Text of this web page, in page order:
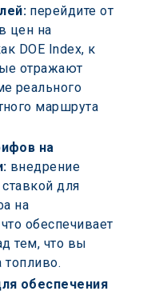
перейдите от
цен на
DOE Index, к
отражают
реального
маршрута
на
внедрение
для
на
обеспечивает
тем, что вы
топливо.
обеспечения